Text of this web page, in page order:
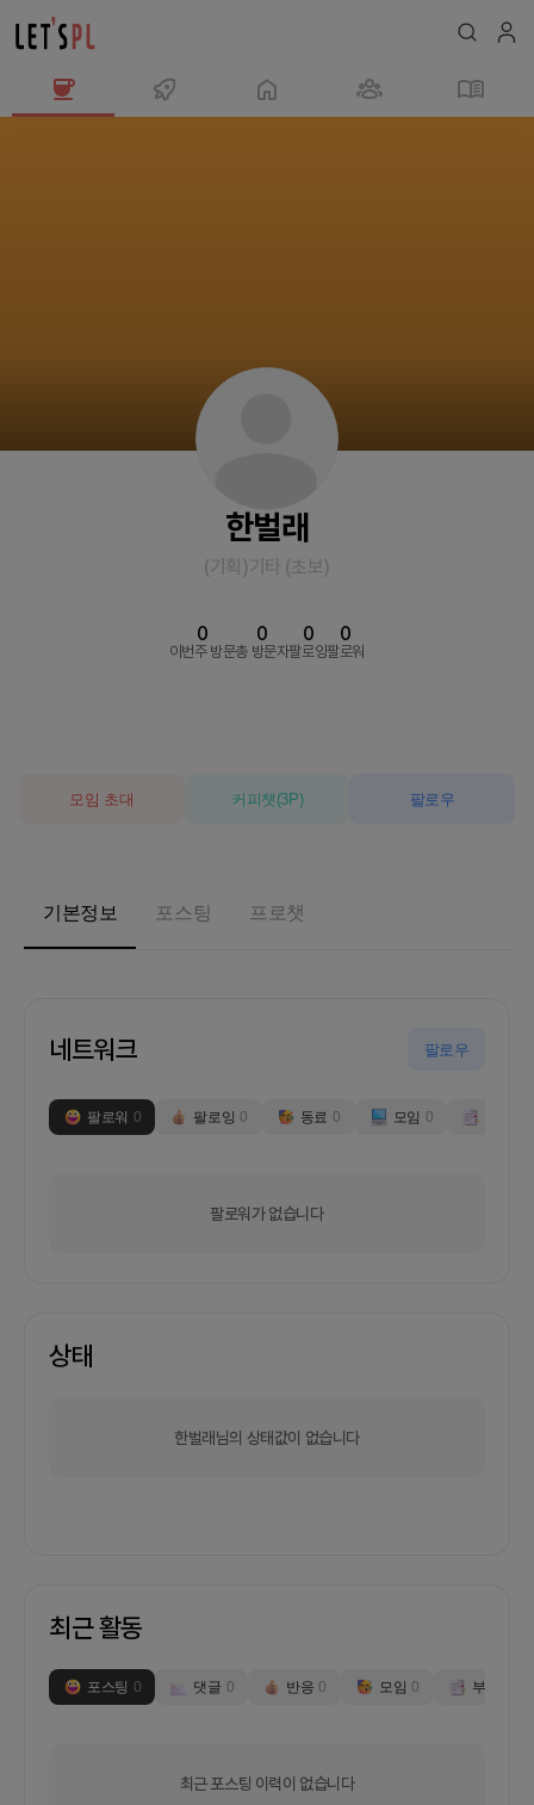
한벌래
(기획)기타 (초보)
이번주 방문
0
총 방문자
0
팔로잉
0
팔로워
0
모임 초대 커피챗 (3P) 팔로우
기본정보 포스팅 프로챗
네트워크 팔로우
팔로워 0 팔로잉 0 동료 0 모임 0
팔로워가 없습니다
상태
한벌래님의 상태값이 없습니다
최근 활동
포스팅 0 댓글 0 반응 0 모임 0 부스
최근 포스팅 이력이 없습니다